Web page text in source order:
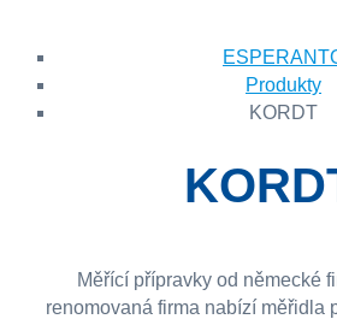
Produkty
KORDT
Měřící přípravky od německé
renomovaná firma nabízí měřidla